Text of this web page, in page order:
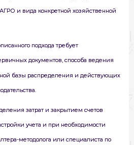
и вида конкретной хозяйственной
подхода требует
документов, способа ведения
базы распределения и действующих
затрат и закрытием счетов
учета и при необходимости
методолога или специалиста по